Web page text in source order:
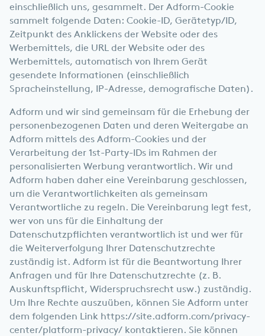
einschließlich uns, gesammelt. Der Adform-Cookie
sammelt folgende Daten: Cookie-ID, Gerätetyp/ID,
Zeitpunkt des Anklickens der Website oder des
Werbemittels, die URL der Website oder des
Werbemittels, automatisch von Ihrem Gerät
gesendete Informationen (einschließlich
Spracheinstellung, IP-Adresse, demografische Daten).
Adform und wir sind gemeinsam für die Erhebung der
personenbezogenen Daten und deren Weitergabe an
Adform mittels des Adform-Cookies und der
Verarbeitung der 1st-Party-IDs im Rahmen der
personalisierten Werbung verantwortlich. Wir und
Adform haben daher eine Vereinbarung geschlossen,
um die Verantwortlichkeiten als gemeinsam
Verantwortliche zu regeln. Die Vereinbarung legt fest,
wer von uns für die Einhaltung der
Datenschutzpflichten verantwortlich ist und wer für
die Weiterverfolgung Ihrer Datenschutzrechte
zuständig ist. Adform ist für die Beantwortung Ihrer
Anfragen und für Ihre Datenschutzrechte (z. B.
Auskunftspflicht, Widerspruchsrecht usw.) zuständig.
Um Ihre Rechte auszuüben, können Sie Adform unter
dem folgenden Link https://site.adform.com/privacy-
center/platform-privacy/kontaktieren. Sie können